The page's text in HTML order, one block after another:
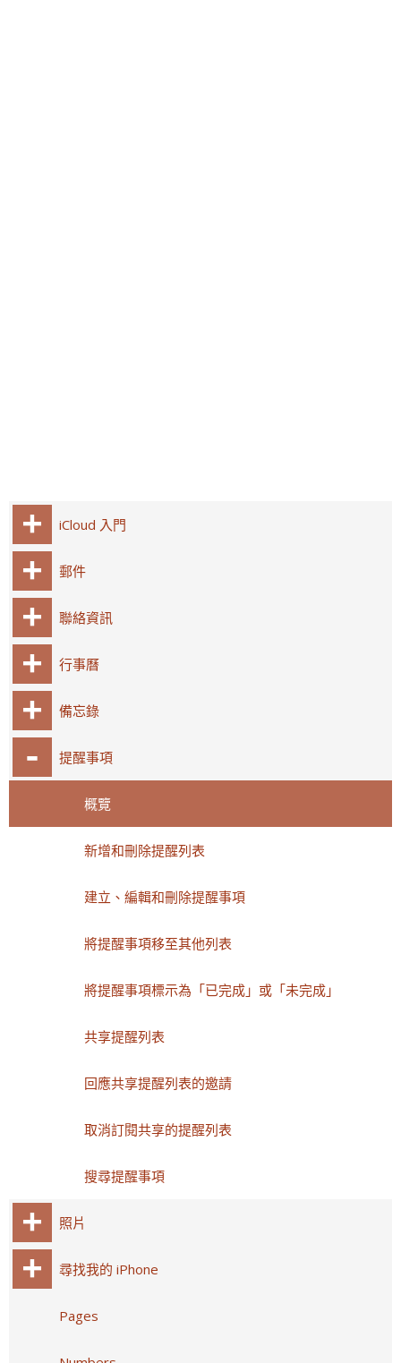
iCloud 入門
郵件
聯絡資訊
行事曆
備忘錄
提醒事項
概覽
新增和刪除提醒列表
建立、編輯和刪除提醒事項
將提醒事項移至其他列表
將提醒事項標示為「已完成」或「未完成」
共享提醒列表
回應共享提醒列表的邀請
取消訂閱共享的提醒列表
搜尋提醒事項
照片
尋找我的 iPhone
Pages